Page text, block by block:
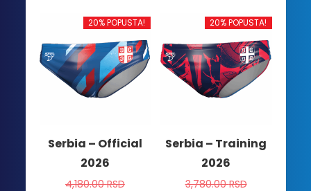
ima
varijanti.
Opcije
mogu
biti
stranici
proizvoda.
ima
varijanti.
Opcije
mogu
biti
stranici
proizvoda.
20% POPUSTA!
Serbia – Official
2026
4,180.00RSD
20% POPUSTA!
Serbia – Training
2026
3,780.00RSD